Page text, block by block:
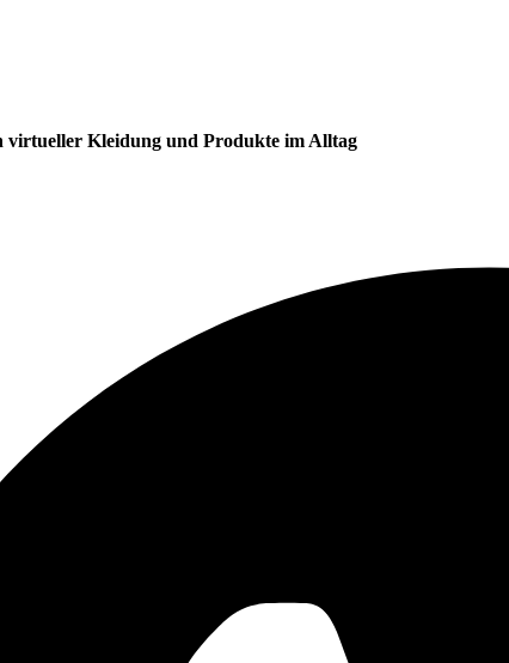
virtueller Kleidung und Produkte im Alltag